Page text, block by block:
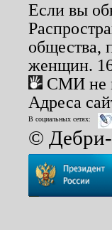
Если вы
общества,
женщин.
СМИ не
Адреса
В социальных сетях:
©